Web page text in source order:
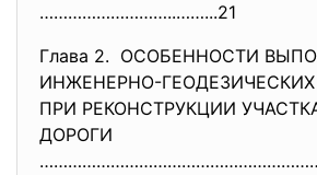
………………………..……...21
Глава 2. ОСОБЕННОСТИ
ИНЖЕНЕРНО-ГЕОДЕЗИЧЕСКИХ
ПРИ РЕКОНСТРУКЦИИ
ДОРОГИ